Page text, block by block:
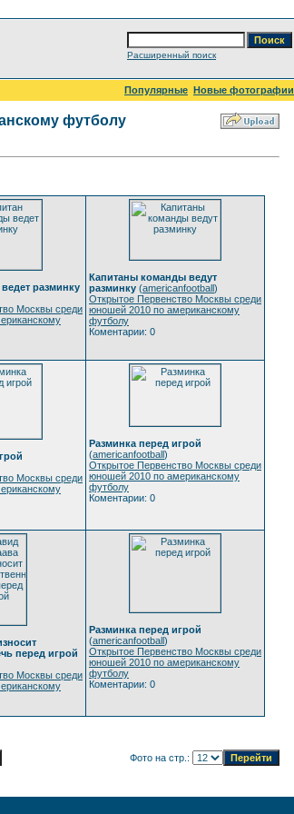
Расширенный поиск
Популярные Новые фотографии
футболу
разминку
Москвы среди
Капитаны команды ведут
разминку (americanfootball)
Открытое Первенство Москвы среди
юношей 2010 по американскому
футболу
Коментарии: 0
Москвы среди
Разминка перед игрой
(americanfootball)
Открытое Первенство Москвы среди
юношей 2010 по американскому
футболу
Коментарии: 0
перед игрой
Москвы среди
Разминка перед игрой
(americanfootball)
Открытое Первенство Москвы среди
юношей 2010 по американскому
футболу
Коментарии: 0
Фото на стр.: